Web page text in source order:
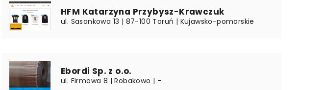
HFM Katarzyna Przybysz-Krawczuk
ul. Sasankowa 13 | 87-100 Toruń | Kujawsko-pomorskie
Ebordi Sp. z o.o.
ul. Firmowa 8 | Robakowo | -